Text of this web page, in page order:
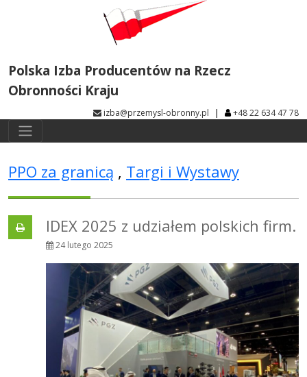
Polska Izba Producentów na Rzecz
Obronności Kraju
izba@przemysl-obronny.pl | +48 22 634 47 78
PPO za granicą , Targi i Wystawy
IDEX 2025 z udziałem polskich firm.
24 lutego 2025